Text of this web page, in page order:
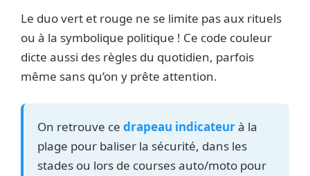
Le duo vert et rouge ne se limite pas aux rituels
ou à la symbolique politique ! Ce code couleur
dicte aussi des règles du quotidien, parfois
même sans qu’on y prête attention.
On retrouve ce drapeau indicateurà la
plage pour baliser la sécurité, dans les
stades ou lors de courses auto/moto pour